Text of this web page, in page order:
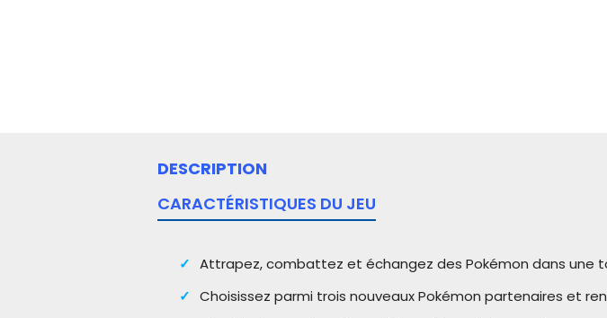
DESCRIPTION
CARACTÉRISTIQUES DU JEU
Attrapez, combattez et échangez des Pokémon dans une
Choisissez parmi trois nouveaux Pokémon partenaires et